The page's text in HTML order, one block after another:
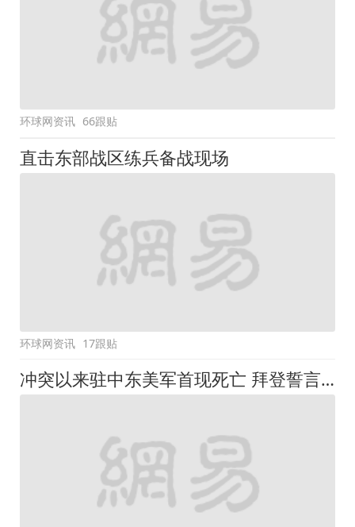
环球网资讯 66跟贴
直击东部战区练兵备战现场
环球网资讯 17跟贴
冲突以来驻中东美军首现死亡 拜登誓言"作出回应"